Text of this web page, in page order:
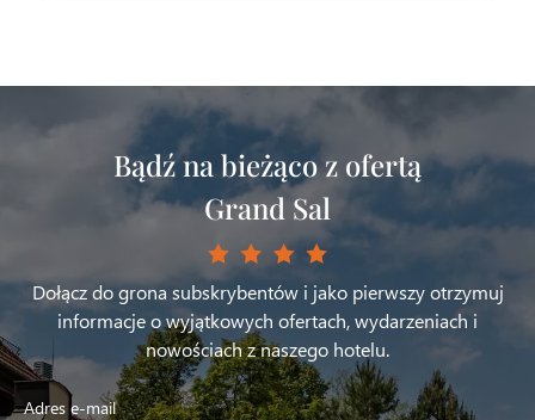
Bądź na bieżąco z ofertą
Grand Sal
Dołącz do grona subskrybentów i jako pierwszy otrzymuj
informacje o wyjątkowych ofertach, wydarzeniach i
nowościach z naszego hotelu.
Adres e-mail